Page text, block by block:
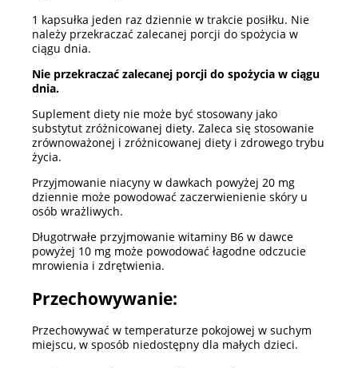
1 kapsułka jeden raz dziennie w trakcie posiłku. Nie
należy przekraczać zalecanej porcji do spożycia w
ciągu dnia.
Nie przekraczać zalecanej porcji do spożycia w ciągu
dnia.
Suplement diety nie może być stosowany jako
substytut zróżnicowanej diety. Zaleca się stosowanie
zrównoważonej i zróżnicowanej diety i zdrowego trybu
życia.
Przyjmowanie niacyny w dawkach powyżej 20 mg
dziennie może powodować zaczerwienienie skóry u
osób wrażliwych.
Długotrwałe przyjmowanie witaminy B6 w dawce
powyżej 10 mg może powodować łagodne odczucie
mrowienia i zdrętwienia.
Przechowywanie:
Przechowywać w temperaturze pokojowej w suchym
miejscu, w sposób niedostępny dla małych dzieci.